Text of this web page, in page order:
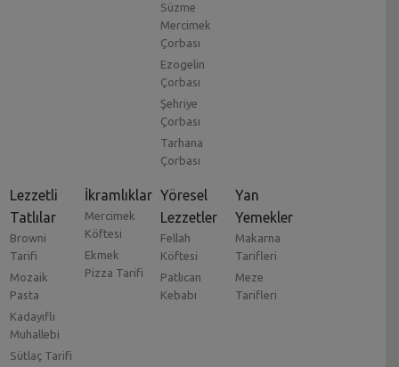
Süzme
Mercimek
Çorbası
Ezogelin
Çorbası
Şehriye
Çorbası
Tarhana
Çorbası
Lezzetli
Tatlılar
Browni
Tarifi
Mozaik
Pasta
Kadayıflı
Muhallebi
Sütlaç Tarifi
İkramlıklar
Mercimek
Köftesi
Ekmek
Pizza Tarifi
Yöresel
Lezzetler
Fellah
Köftesi
Patlıcan
Kebabı
Yan
Yemekler
Makarna
Tarifleri
Meze
Tarifleri